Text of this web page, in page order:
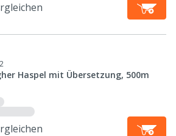
Haspel mit Übersetzung, 500m